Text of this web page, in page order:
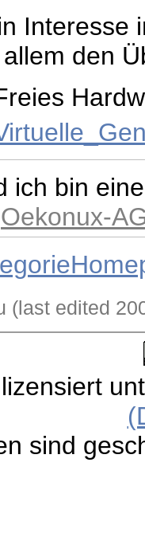
Interesse
den
ich bin
Oekonux-
(last edited
sind